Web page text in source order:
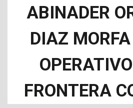
ABINADER
DIAZ
FRONTERA